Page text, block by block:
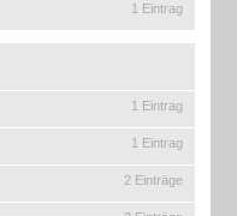
1 Eintrag
1 Eintrag
1 Eintrag
2 Einträge